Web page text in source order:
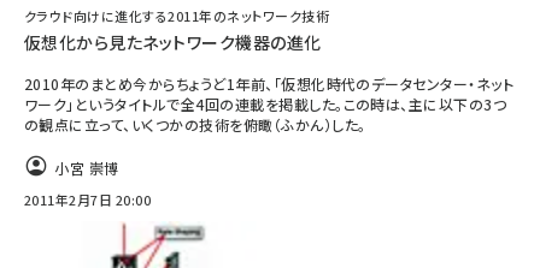
クラウド向けに進化する2011年のネットワーク技術
仮想化から見たネットワーク機器の進化
2010年のまとめ今からちょうど1年前、「仮想化時代のデータセンター・ネット
ワーク」というタイトルで全4回の連載を掲載した。この時は、主に以下の3つ
の観点に立って、いくつかの技術を俯瞰（ふかん）した。
小宮 崇博
2011年2月7日 20:00